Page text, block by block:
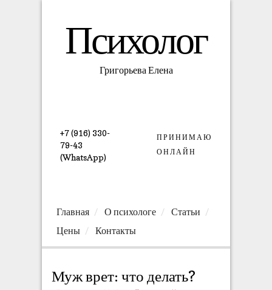
Психолог
Григорьева Елена
+7 (916) 330-
79-43
(WhatsApp)
ПРИНИМАЮ
ОНЛАЙН
Главная О психологе
Статьи
Цены
Контакты
Муж врет: что делать?